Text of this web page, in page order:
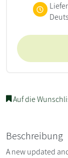
Auf die
Beschreibung
A new updated